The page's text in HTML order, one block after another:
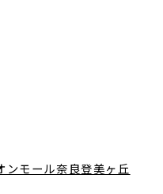
モール奈良登美ヶ丘